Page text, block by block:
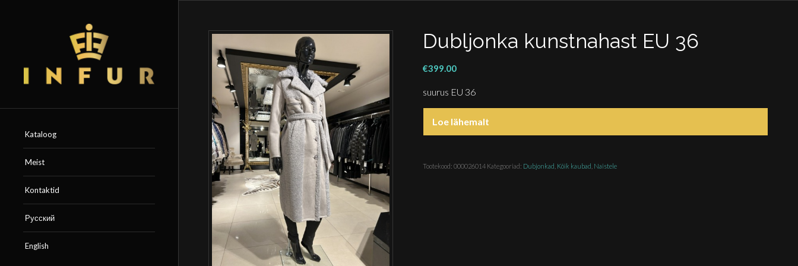
Kataloog
Meist
Kontaktid
Русский
English
Dubljonka kunstnahast EU 36
€399.00
suurus EU 36
Loe lähemalt
Tootekood:000026014 Kategooriad: Dubjonkad Kõik kaubad Naistele